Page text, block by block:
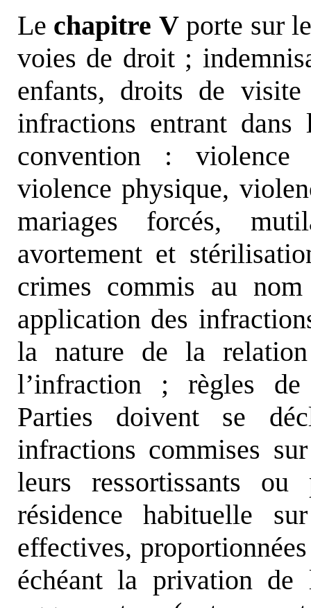
Le chapitre V porte sur
voies de droit ;
enfants, droits de
infractions entrant
convention : violence
violence physique,
mariages forcés,
avortement et
crimes commis au
application des
la nature de la
l’infraction ; règles de
Parties doivent se
infractions commises
leurs ressortissants
résidence habituelle
effectives,
échéant la privation